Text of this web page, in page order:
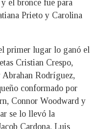
el bronce fue para
Prieto y Carolina
primer lugar lo ganó el
Cristian Crespo,
Rodríguez,
conformado por
Connor Woodward y
se lo llevó la
Cardona, Luis